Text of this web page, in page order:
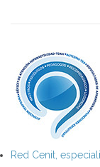
Red Cenit,